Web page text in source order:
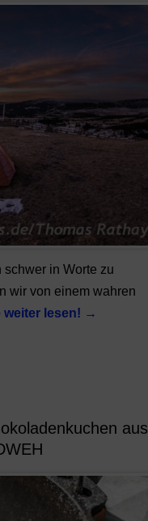
in Worte zu
wir von einem wahren
weiter lesen! →
aus